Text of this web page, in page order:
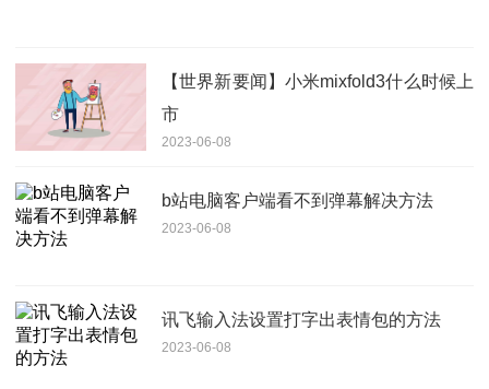
【世界新要闻】小米mixfold3什么时候上
市
2023-06-08
b站电脑客户端看不到弹幕解决方法
2023-06-08
讯飞输入法设置打字出表情包的方法
2023-06-08